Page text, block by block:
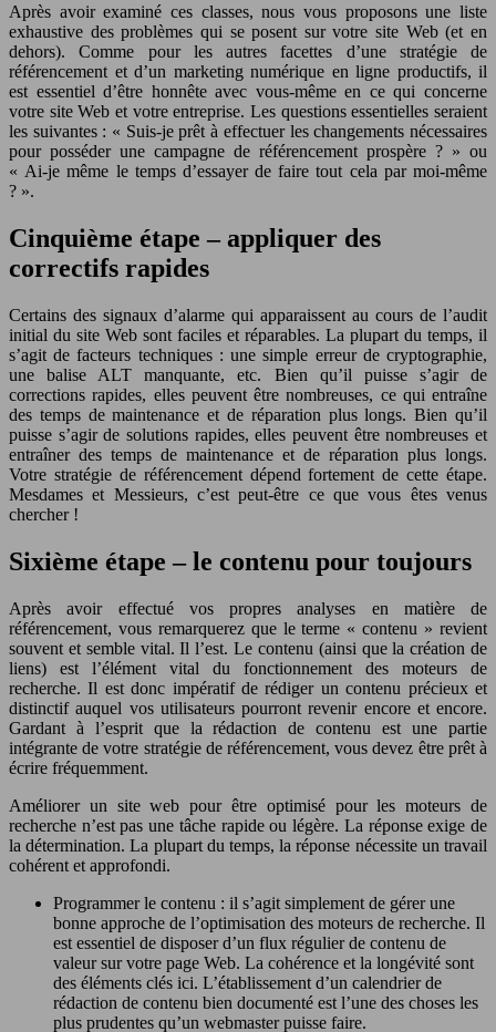
Après avoir examiné ces classes, nous vous proposons une liste
exhaustive des problèmes qui se posent sur votre site Web (et en
dehors). Comme pour les autres facettes d’une stratégie de
référencement et d’un marketing numérique en ligne productifs, il
est essentiel d’être honnête avec vous-même en ce qui concerne
votre site Web et votre entreprise. Les questions essentielles seraient
les suivantes : « Suis-je prêt à effectuer les changements nécessaires
pour posséder une campagne de référencement prospère ? » ou
« Ai-je même le temps d’essayer de faire tout cela par moi-même
? ».
Cinquième étape – appliquer des
correctifs rapides
Certains des signaux d’alarme qui apparaissent au cours de l’audit
initial du site Web sont faciles et réparables. La plupart du temps, il
s’agit de facteurs techniques : une simple erreur de cryptographie,
une balise ALT manquante, etc. Bien qu’il puisse s’agir de
corrections rapides, elles peuvent être nombreuses, ce qui entraîne
des temps de maintenance et de réparation plus longs. Bien qu’il
puisse s’agir de solutions rapides, elles peuvent être nombreuses et
entraîner des temps de maintenance et de réparation plus longs.
Votre stratégie de référencement dépend fortement de cette étape.
Mesdames et Messieurs, c’est peut-être ce que vous êtes venus
chercher !
Sixième étape – le contenu pour toujours
Après avoir effectué vos propres analyses en matière de
référencement, vous remarquerez que le terme « contenu » revient
souvent et semble vital. Il l’est. Le contenu (ainsi que la création de
liens) est l’élément vital du fonctionnement des moteurs de
recherche. Il est donc impératif de rédiger un contenu précieux et
distinctif auquel vos utilisateurs pourront revenir encore et encore.
Gardant à l’esprit que la rédaction de contenu est une partie
intégrante de votre stratégie de référencement, vous devez être prêt à
écrire fréquemment.
Améliorer un site web pour être optimisé pour les moteurs de
recherche n’est pas une tâche rapide ou légère. La réponse exige de
la détermination. La plupart du temps, la réponse nécessite un travail
cohérent et approfondi.
Programmer le contenu : il s’agit simplement de gérer une
bonne approche de l’optimisation des moteurs de recherche. Il
est essentiel de disposer d’un flux régulier de contenu de
valeur sur votre page Web. La cohérence et la longévité sont
des éléments clés ici. L’établissement d’un calendrier de
rédaction de contenu bien documenté est l’une des choses les
plus prudentes qu’un webmaster puisse faire.